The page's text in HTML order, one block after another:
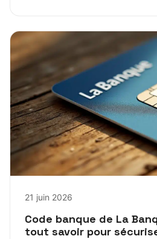
21 juin 2026
Code banque de La
tout savoir pour